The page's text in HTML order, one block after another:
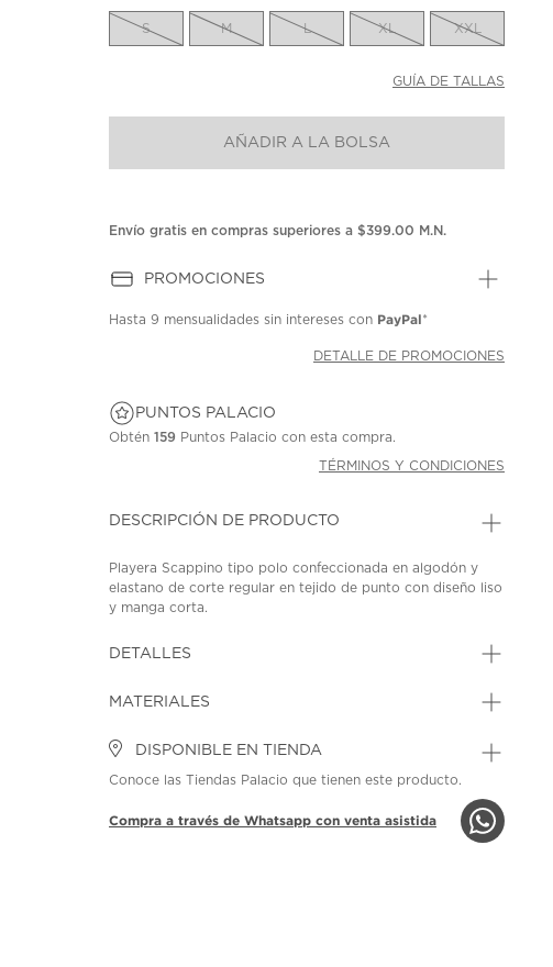
la
misma
S M L XL XXL
GUÍA DE TALLAS
AÑADIR A LA BOLSA
Envío gratis en compras superiores a $399.00 M.N.
PROMOCIONES
Hasta9 mensualidades sin intereses con PayPal*
DETALLE DE PROMOCIONES
PUNTOS PALACIO
Obtén159 Puntos Palacio con esta compra.
TÉRMINOS Y CONDICIONES
DESCRIPCIÓN DE PRODUCTO
Playera Scappino tipo polo confeccionada en algodón y
elastano de corte regular en tejido de punto con diseño liso
y manga corta.
DETALLES
MATERIALES
DISPONIBLE EN TIENDA
Conoce las Tiendas Palacio que tienen este producto.
Compra a través de Whatsapp con venta asistida